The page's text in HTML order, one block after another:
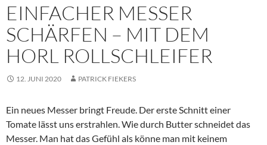
EINFACHER MESSER
SCHÄRFEN – MIT DEM
HORL ROLLSCHLEIFER
12. JUNI 2020 PATRICK FIEKERS
Ein neues Messer bringt Freude. Der erste Schnitt einer
Tomate lässt uns erstrahlen. Wie durch Butter schneidet das
Messer. Man hat das Gefühl als könne man mit keinem